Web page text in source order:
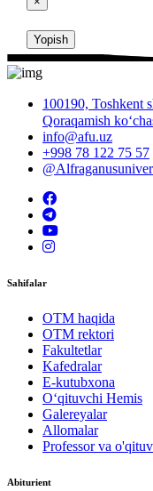
Yopish
100190, Toshkent
Qoraqamish
info@afu.uz
+998 78 122 75 57
Sahifalar
OTM haqida
OTM rektori
Fakultetlar
Kafedralar
E-kutubxona
O‘qituvchi Hemis
Galereyalar
Allomalar
Professor va
Abiturient